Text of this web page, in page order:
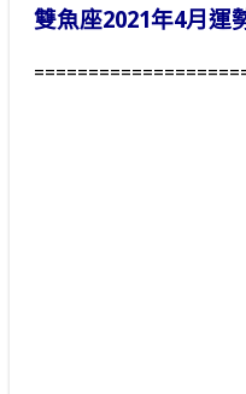
雙魚座2021年4月運